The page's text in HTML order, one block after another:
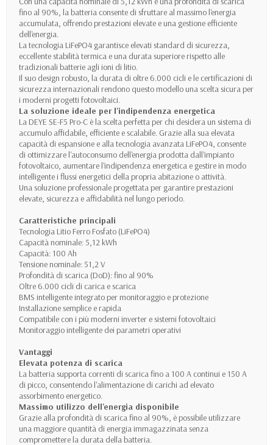
fino al 90%, la batteria consente di sfruttare al massimo l'energia
accumulata, offrendo prestazioni elevate e una gestione efficiente
dell'energia.
La tecnologia LiFePO4 garantisce elevati standard di sicurezza,
eccellente stabilità termica e una durata superiore rispetto alle
tradizionali batterie agli ioni di litio.
Il suo design robusto, la durata di oltre 6.000 cicli e le certificazioni di
sicurezza internazionali rendono questo modello una scelta sicura per
i moderni progetti fotovoltaici.
La soluzione ideale per l'indipendenza energetica
La DEYE SE-F5 Pro-C è la scelta perfetta per chi desidera un sistema di
accumulo affidabile, efficiente e scalabile. Grazie alla sua elevata
capacità di espansione e alla tecnologia avanzata LiFePO4, consente
di ottimizzare l'autoconsumo dell'energia prodotta dall'impianto
fotovoltaico, aumentare l'indipendenza energetica e gestire in modo
intelligente i flussi energetici della propria abitazione o attività.
Una soluzione professionale progettata per garantire prestazioni
elevate, sicurezza e affidabilità nel lungo periodo.
Caratteristiche principali
Tecnologia Litio Ferro Fosfato (LiFePO4)
Capacità nominale: 5,12 kWh
Capacità: 100 Ah
Tensione nominale: 51,2 V
Profondità di scarica (DoD): fino al 90%
Oltre 6.000 cicli di carica e scarica
BMS intelligente integrato per monitoraggio e protezione
Installazione semplice e rapida
Compatibile con i più moderni inverter e sistemi fotovoltaici
Monitoraggio intelligente dei parametri operativi
Vantaggi
Elevata potenza di scarica
La batteria supporta correnti di scarica fino a 100 A continui e 150 A
di picco, consentendo l'alimentazione di carichi ad elevato
assorbimento energetico.
Massimo utilizzo dell'energia disponibile
Grazie alla profondità di scarica fino al 90%, è possibile utilizzare
una maggiore quantità di energia immagazzinata senza
compromettere la durata della batteria.